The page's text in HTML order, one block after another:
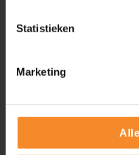
Statistieken
Marketing
Friend of Intenza
Ga snel naar